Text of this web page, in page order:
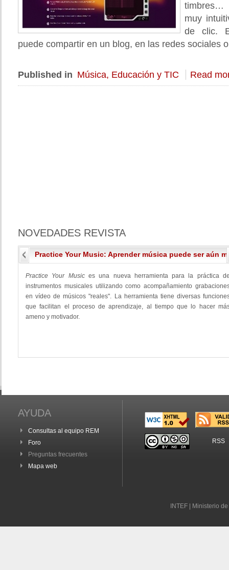
timbres…
muy
de clic.
puede compartir en un blog, en las redes sociales
Published in Música, Educación y TIC Read
NOVEDADES REVISTA
Practice Your Music: Aprender música puede ser aún
Practice Your Music es una nueva herramienta para la práctica
instrumentos musicales utilizando como acompañamiento
en vídeo de músicos "reales". La herramienta tiene diversas
que facilitan el proceso de aprendizaje, al tiempo que lo hacer
ameno y motivador.
AYUDA
Consultas al equipo REM
Foro
Preguntas frecuentes
Mapa web
RSS
INTEF | Ministerio